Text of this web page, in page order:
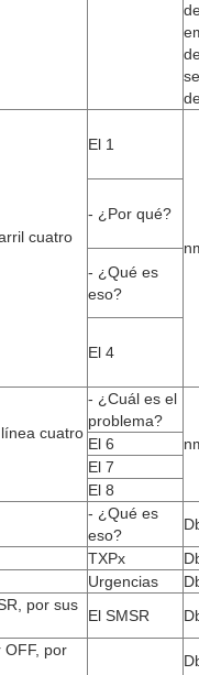
cuatro
El 1
- ¿Por qué?
- ¿Qué es
eso?
El 4
cuatro
- ¿Cuál es el
problema?
El 6
El 7
El 8
- ¿Qué es
eso?
TXPx
Urgencias
por sus
El SMSR
OFF, por